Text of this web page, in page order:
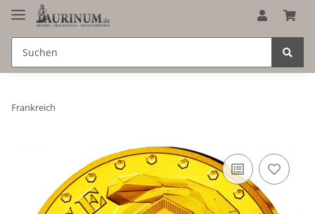
Frankreich